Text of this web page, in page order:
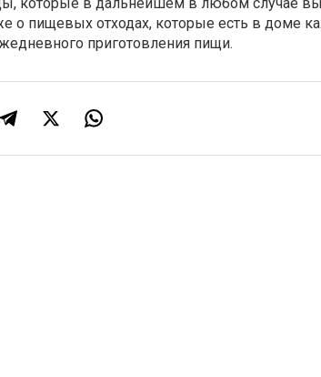
о пищевых отходах, которые есть в доме
приготовления пищи.